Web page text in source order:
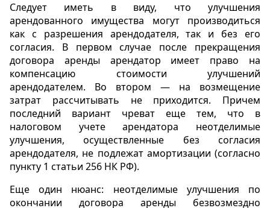
Следует иметь в виду, что улучшения
арендованного имущества могут производиться
как с разрешения арендодателя, так и без его
согласия. В первом случае после прекращения
договора аренды арендатор имеет право на
компенсацию стоимости улучшений
арендодателем. Во втором — на возмещение
затрат рассчитывать не приходится. Причем
последний вариант чреват еще тем, что в
налоговом учете арендатора неотделимые
улучшения, осуществленные без согласия
арендодателя, не подлежат амортизации (согласно
пункту 1 статьи 256 НК РФ).
Еще один нюанс: неотделимые улучшения по
окончании договора аренды безвозмездно